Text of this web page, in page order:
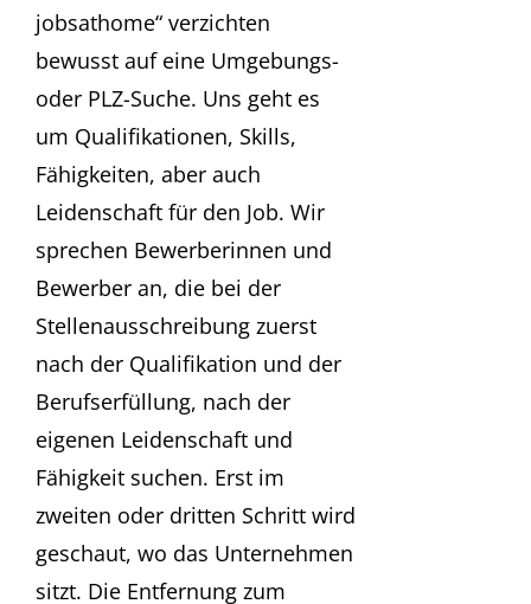
jobsathome“ verzichten
bewusst auf eine Umgebungs-
oder PLZ-Suche. Uns geht es
um Qualifikationen, Skills,
Fähigkeiten, aber auch
Leidenschaft für den Job. Wir
sprechen Bewerberinnen und
Bewerber an, die bei der
Stellenausschreibung zuerst
nach der Qualifikation und der
Berufserfüllung, nach der
eigenen Leidenschaft und
Fähigkeit suchen. Erst im
zweiten oder dritten Schritt wird
geschaut, wo das Unternehmen
sitzt. Die Entfernung zum